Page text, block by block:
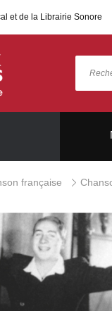
et de la Librairie Sonore
française